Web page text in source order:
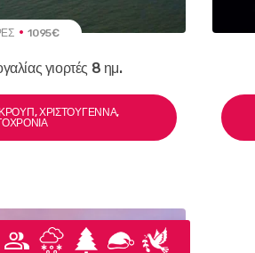
1095€
γιορτές 8 ημ.
ΧΡΙΣΤΟΎΓΕΝΝΑ,